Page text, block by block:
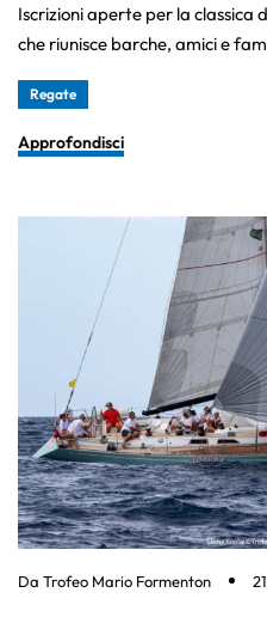
Iscrizioni aperte per la classica
che riunisce barche, amici e
Regate
Approfondisci
Da Trofeo Mario Formenton